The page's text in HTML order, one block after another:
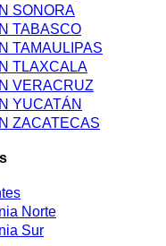
SONORA
TABASCO
TAMAULIPAS
TLAXCALA
VERACRUZ
YUCATÁN
ZACATECAS
Norte
Sur